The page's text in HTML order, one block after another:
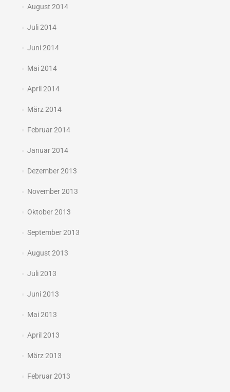
August 2014
Juli 2014
Juni 2014
Mai 2014
April 2014
März 2014
Februar 2014
Januar 2014
Dezember 2013
November 2013
Oktober 2013
September 2013
August 2013
Juli 2013
Juni 2013
Mai 2013
April 2013
März 2013
Februar 2013